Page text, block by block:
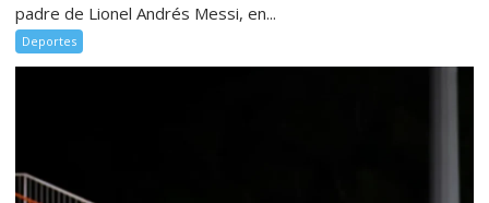
padre de Lionel Andrés Messi, en...
Deportes